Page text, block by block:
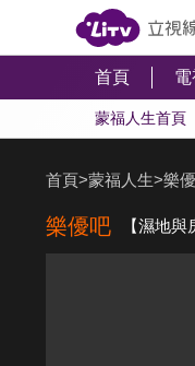
首頁
蒙福人生首頁
首頁>蒙福人生>樂
樂優吧 【濕地與